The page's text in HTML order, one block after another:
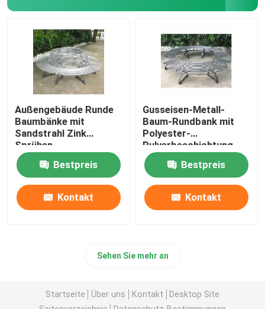
Außengebäude Runde
Baumbänke mit
Sandstrahl Zink
Sprühen
Pulverbeschichtung
Finish
Bestpreis
Kontakt
Gusseisen-Metall-
Baum-Rundbank mit
Polyester-
Pulverbeschichtung
Bestpreis
Kontakt
Sehen Sie mehr an
Startseite Über uns Kontakt
Desktop Site